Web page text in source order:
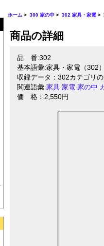
ホーム >300 家の中 >302 家具・家電 >
商品の詳細
品 番:302
基本語彙:家具・家電（302
収録データ：302カテゴリ
関連語彙:家具 家電 家の中
価 格：2,550円